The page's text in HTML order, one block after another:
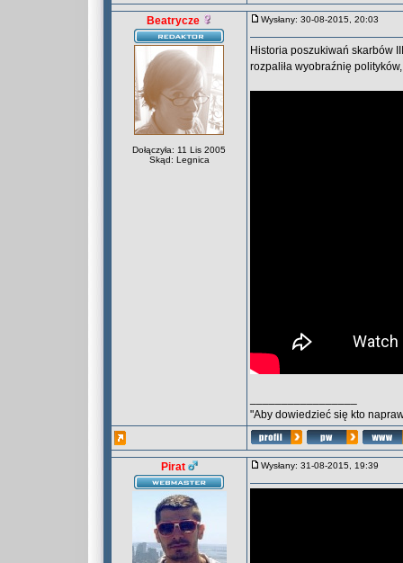
Beatrycze
Dołączyła: 11 Lis 2005
Skąd: Legnica
Wysłany: 30-08-2015, 20:03
Historia poszukiwań skarbów
rozpaliła wyobraźnię
"Aby dowiedzieć się kto
Pirat Wysłany: 31-08-2015, 19:39